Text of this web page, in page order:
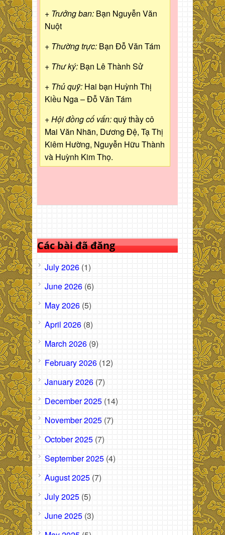
+ Trưởng ban: Bạn Nguyễn Văn
Nuột
+ Thường trực: Bạn Đỗ Văn Tám
+ Thư ký: Bạn Lê Thành Sử
+ Thủ quỹ: Hai bạn Huỳnh Thị
Kiều Nga – Đỗ Văn Tám
+ Hội đồng cố vấn:quý thầy cô
Mai Văn Nhãn, Dương Đệ, Tạ Thị
Kiêm Hường, Nguyễn Hữu Thành
và Huỳnh Kim Thọ.
Các bài đã đăng
July 2026 (1)
June 2026 (6)
May 2026 (5)
April 2026 (8)
March 2026 (9)
February 2026 (12)
January 2026 (7)
December 2025 (14)
November 2025 (7)
October 2025 (7)
September 2025 (4)
August 2025 (7)
July 2025 (5)
June 2025 (3)